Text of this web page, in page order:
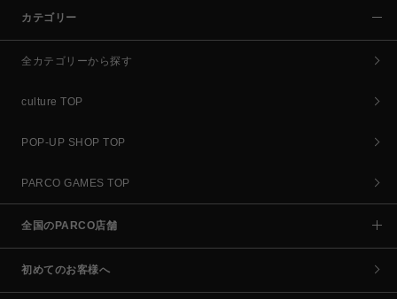
カテゴリー
全カテゴリーから探す
culture TOP
POP-UP SHOP TOP
PARCO GAMES TOP
全国のPARCO店舗
初めてのお客様へ